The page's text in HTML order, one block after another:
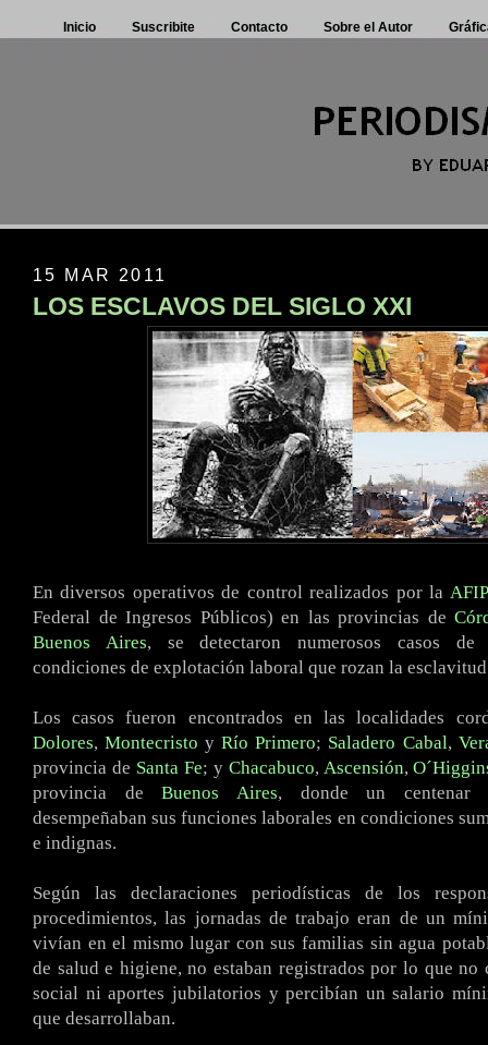
Inicio Suscribite Contacto Sobre el Autor
15 MAR 2011
LOS ESCLAVOS DEL SIGLO XXI
En diversos operativos de control realizados por la AFIP
Federal de Ingresos Públicos) en las provincias de
Buenos Aires, se detectaron numerosos casos de
condiciones de explotación laboral que rozan la
Los casos fueron encontrados en las localidades
Dolores,Montecristo yRío Primero; Saladero Cabal,
provincia de Santa Fe; y Chacabuco, Ascensión,
provincia deBuenos Aires, donde un centenar
desempeñaban sus funciones laborales en condiciones
e indignas.
Según las declaraciones periodísticas de los
procedimientos, las jornadas de trabajo eran de un
vivían en el mismo lugar con sus familias sin agua
de salud e higiene, no estaban registrados por lo que no
social ni aportes jubilatorios y percibían un salario
que desarrollaban.